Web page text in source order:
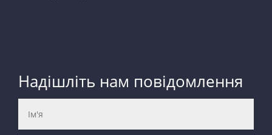
Надішліть нам повідомлення